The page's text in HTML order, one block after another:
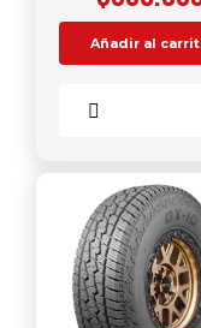
Añadir al